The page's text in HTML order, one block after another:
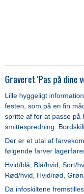
Graveret 'Pas på dine
Lille hyggeligt
festen, som på en fin
spritte af for at passe på
smittespredning.
Der er et utal af
følgende farver
Hvid/blå, Blå/hvid, Sort/
Rød/hvid, Hvid/rød,
Da infoskiltene